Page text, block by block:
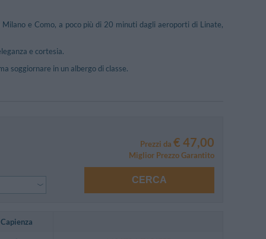
e Como, a poco più di 20 minuti dagli aeroporti di Linate,
e cortesia.
soggiornare in un albergo di classe.
Prezzi da € 47,00
Miglior Prezzo Garantito
CERCA
Capienza